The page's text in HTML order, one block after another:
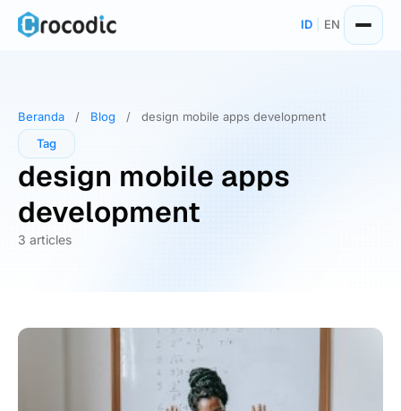
Skip
ID EN
Beranda / Blog /
design mobile apps development
Tag
design mobile apps
development
3 articles